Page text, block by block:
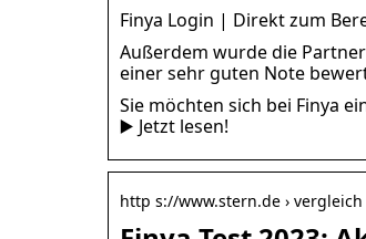
Finya Login | Direkt zum
Außerdem wurde die
einer sehr guten Note
Sie möchten sich bei Finya
▶️ Jetzt lesen!
http s://www.stern.de › vergleich